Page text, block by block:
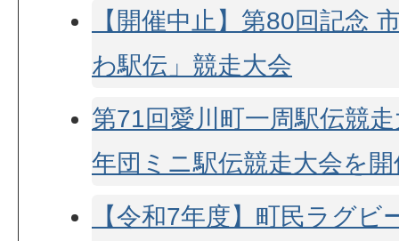
【開催中止】第80回記念
わ駅伝」競走大会
第71回愛川町一周駅伝競
年団ミニ駅伝競走大会を
【令和7年度】町民ラグ